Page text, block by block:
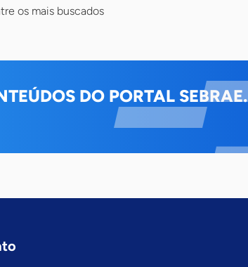
os mais buscados
DO PORTAL SEBRAE.